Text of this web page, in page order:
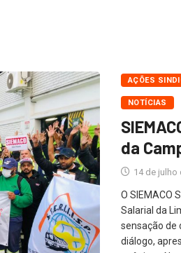
AÇÕES
NOTÍCIAS
da
14 de julho
O SIEMACO
Salarial da
sensação de
diálogo,